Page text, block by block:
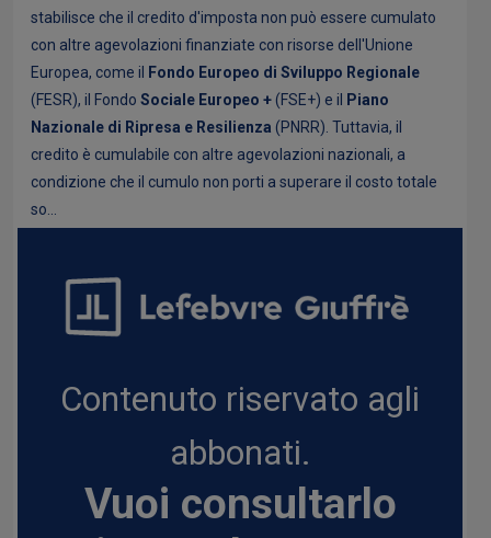
stabilisce che il credito d'imposta non può essere cumulato
con altre agevolazioni finanziate con risorse dell'Unione
Europea, come il
Fondo Europeo di Sviluppo Regionale
(FESR), il Fondo Sociale Europeo +(FSE+) e il
Piano
Nazionale di Ripresa e Resilienza (PNRR). Tuttavia, il
credito è cumulabile con altre agevolazioni nazionali, a
condizione che il cumulo non porti a superare il costo totale
so...
Contenuto riservato agli
abbonati.
Vuoi consultarlo